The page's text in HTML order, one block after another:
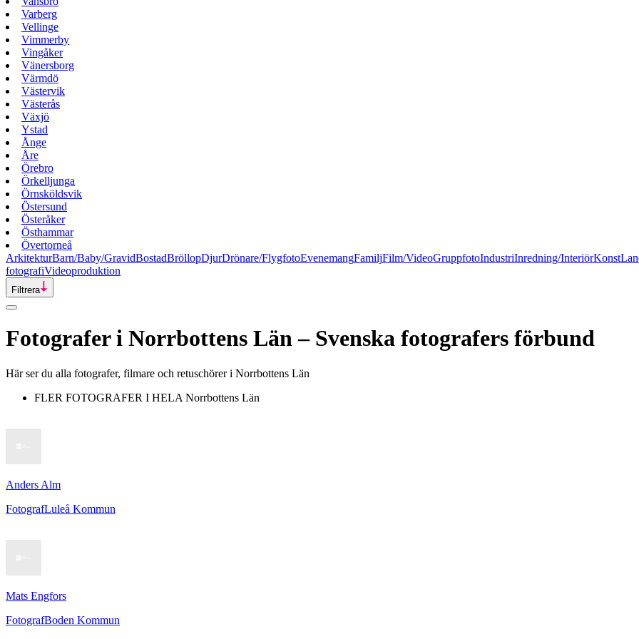
Varberg
Vellinge
Vimmerby
Vingåker
Vänersborg
Värmdö
Västervik
Västerås
Växjö
Ystad
Ånge
Åre
Örebro
Örkelljunga
Örnsköldsvik
Östersund
Österåker
Östhammar
Övertorneå
ArkitekturBarn/Baby/GravidBostadBröllopDjurDrönare/FlygfotoEvenemangFamiljFilm/VideoGruppfotoIndustriInredning/InteriörKonst
fotografiVideoproduktion
Filtrera
Fotograferi Norrbottens Län– Svenska fotografers förbund
Här ser du alla fotografer, filmare och retuschörer i Norrbottens Län
FLER FOTOGRAFER I HELA Norrbottens Län
Anders Alm
FotografLuleå Kommun
Mats Engfors
FotografBoden Kommun